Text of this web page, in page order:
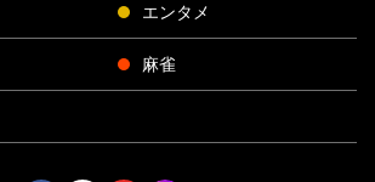
エンタメ
麻雀